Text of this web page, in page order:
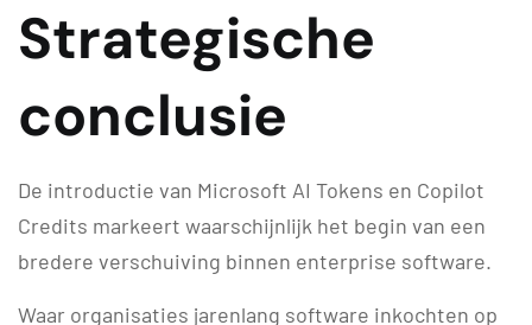
Strategische
conclusie
De introductie van Microsoft AI Tokens en Copilot
Credits markeert waarschijnlijk het begin van een
bredere verschuiving binnen enterprise software.
Waar organisaties jarenlang software inkochten op